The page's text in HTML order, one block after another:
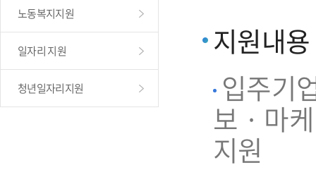
노동복지지원
일자리 지원
청년일자리지원
지원내용
입주기
보 · 마
지원